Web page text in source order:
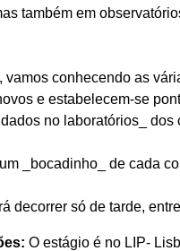
também em
vamos conhecendo as
e estabelecem-se
no laboratórios_
_bocadinho_ de cada
decorrer só de tarde,
O estágio é no LIP-